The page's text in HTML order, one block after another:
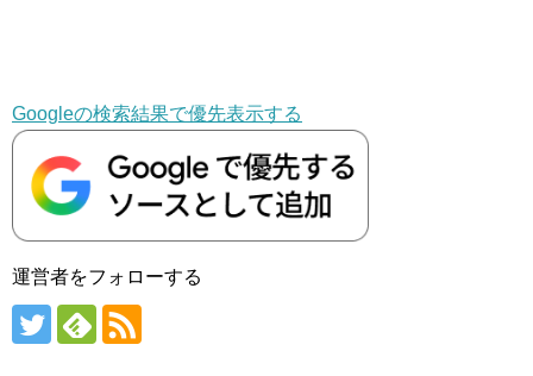
Googleの検索結果で優先表示する
運営者をフォローする